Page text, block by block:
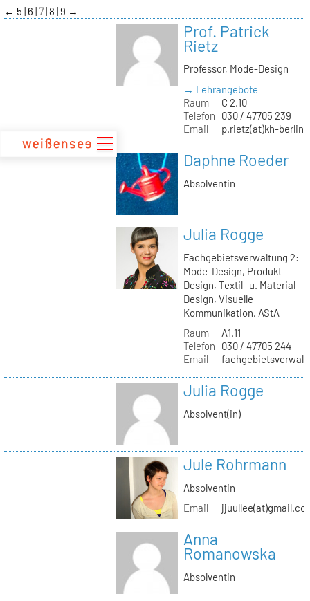
zum
Inhalt
← 5 6 7 8 9 →
Prof. Patrick
Rietz
Professor, Mode-Design
→ Lehrangebote
Raum
C 2.10
Telefon
030 / 47705 239
Email
p.rietz(at)kh-
Daphne Roeder
Absolventin
Julia Rogge
Fachgebietsverwaltung 2:
Mode-Design, Produkt-
Design, Textil- u. Material-
Design, Visuelle
Kommunikation, AStA
Raum
A1.11
Telefon
030 / 47705 244
Email
Julia Rogge
Absolvent(in)
Jule Rohrmann
Absolventin
Email
Anna
Romanowska
Absolventin